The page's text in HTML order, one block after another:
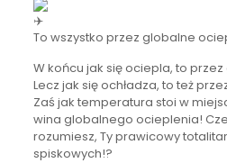
To wszystko przez globalne
W końcu jak się ociepla, to
Lecz jak się ochładza, to też
Zaś jak temperatura stoi w
wina globalnego ocieplenia!
rozumiesz, Ty prawicowy
spiskowych!?